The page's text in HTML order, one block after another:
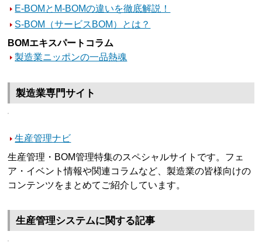
E-BOMとM-BOMの違いを徹底解説！
S-BOM（サービスBOM）とは？
BOMエキスパートコラム
製造業ニッポンの一品熱魂
製造業専門サイト
生産管理ナビ
生産管理・BOM管理特集のスペシャルサイトです。フェ
ア・イベント情報や関連コラムなど、製造業の皆様向けの
コンテンツをまとめてご紹介しています。
生産管理システムに関する記事